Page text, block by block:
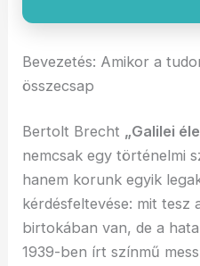
Bevezetés: Amikor a
összecsap
Bertolt Brecht „Galilei
nemcsak egy történelmi
hanem korunk egyik
kérdésfeltevése: mit tesz
birtokában van, de a
1939-ben írt színmű